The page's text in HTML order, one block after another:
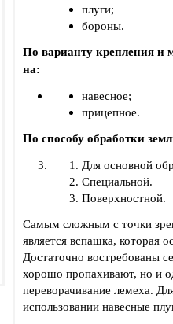
плуги;
бороны.
По варианту крепления и
на:
навесное;
прицепное.
По способу обработки
Для основной
Специальной.
Поверхностной.
Самым сложным с точки
является вспашка, которая
Достаточно востребованы
хорошо пропахивают, но и
переворачивание лемеха.
использовании навесные